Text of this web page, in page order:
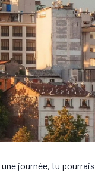
journée, tu pourrais